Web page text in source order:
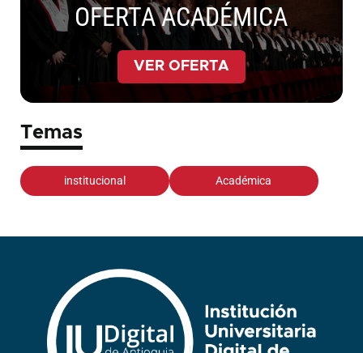
OFERTA ACADÉMICA
VER OFERTA
Temas
institucional Académica